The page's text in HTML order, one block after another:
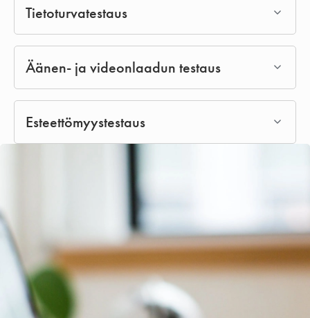
Tietoturvatestaus
Äänen- ja videonlaadun testaus
Esteettömyystestaus